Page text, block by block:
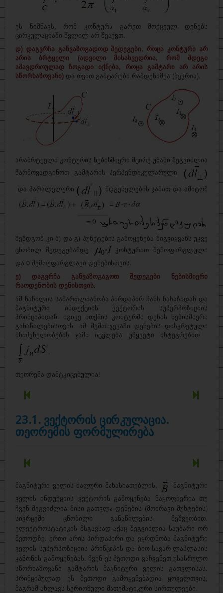
ეს ნიშნავს, რომ კონტურს გარეთ მოქცეულ დენებს
ცირკულაციაში წვლილ არ შეაქვთ.
დ) დაგვრჩა განვაზოგადოდ შედეგები, როცა კონტური არ
არის ბრტყელი (ადვილი მისახვედრია, რომ შდეგი
ამავდროულად ზოგადი იქნება, როცა გამტარი არ არის
სწორხაზოვანი) და თვით გამტარები რამდენიმეა (ბევრია).
არაბრტყელი კონტურის ნებისმიერი მცირე უბანი შეგვიძლია
წარმოვადგინოთ გამტარის პერპენდიკულარული
და პარალელური
მდგენელების ჯამით და ამიტომ
შემდგომ კი ბ) და გ) პუნქტების გამოყენება მიგვიყვანს უკვე
ცნობილ შედეგებამდე
კონტურით შემოფარგლული
და 0 შემოუფარგლავი დენებისთვის.
ე) დაგვრჩა განვაზოგაგოთ შედეგები ნებისმიერი
რაოდენობის დენისთვის.
ამ ნაწილის სამართლიანობა პირდაპირ ჩანს ნახაზიდან და
მაგნიტური ინდუქციის ვექტორის სუპერპოზიციის
პრინციპიდან. იგივე ითქმის კონტურში დენის ნებისმიერი
განაწილებისთვის. ამ შემთხვევაში დენების დისკრეტული
მნიშვნელობების ჯამი იცვლება უწყვეტი ინტეგრებით
თეორემა დამტკიცებულია!
23.1. ვექტორის ცირკულაცია.
თეორემის ფორმულირება
მაგნიტური ველის ძალური მახასიათებლის,
მაგნიტური
ველის ინდუქციის ვექტორის გამოყენება ნაყოფიერია თუ
ჩვენ შეგვიძლია მისი გათვლა დენების (მოძრავი მუხტების)
სივრცეში ცნობილი განაწილების მეშვეობით.
ელექტროსტატიკის მსგავსად აქაც შეგვიძლია საუბარი ორ
მეთოდზე. ერთი არის პირდაპირი და ეყრდნობა მაგნიტური
ველის სუპერპოზიციის პრინციპის და ბიო-სავარ-ლაპლასის
კანონის გამოყენებას. ჩვენ ეს მეთოდი ვაჩვენეთ უსასრულო
სწორხაზოვანი გამტარის მაგნიტური ველის გათვლისას.
პრინციპულად ეს მეთოდი გამოყენებადია ყოველთვის,
მაგრამ ახლავს სერიოზული მათემატიკური სირთულეები.